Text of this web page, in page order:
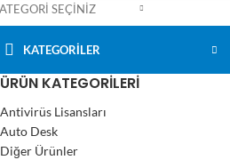
SEÇINIZ
KATEGORİLER
ÜRÜN KATEGORILERI
Antivirüs Lisansları
Auto Desk
Diğer Ürünler